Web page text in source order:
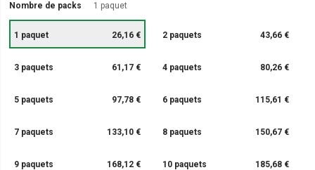
Nombre de packs 1 paquet
1 paquet 26,16 € 2 paquets 43,66 €
3 paquets 61,17 € 4 paquets 80,26 €
5 paquets 97,78 € 6 paquets 115,61 €
7 paquets 133,10 € 8 paquets 150,67 €
9 paquets 168,12 € 10 paquets 185,68 €